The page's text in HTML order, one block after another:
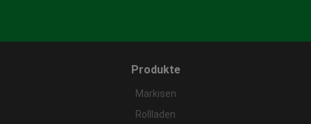
Produkte
Markisen
Rollladen